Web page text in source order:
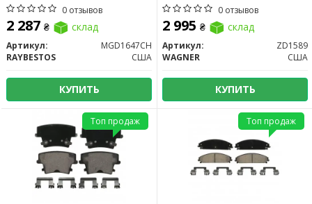
0 отзывов
2 287 ₴ склад
Артикул:
MGD1647CH
RAYBESTOS
США
КУПИТЬ
0 отзывов
2 995 ₴ склад
Артикул:
ZD1589
WAGNER
США
КУПИТЬ
Топ продаж Топ продаж